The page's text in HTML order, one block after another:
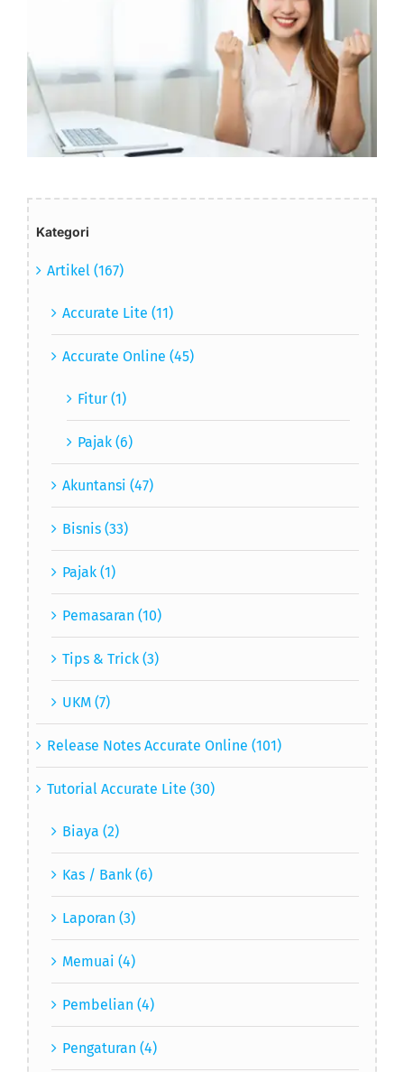
Kategori
Artikel (167)
Accurate Lite (11)
Accurate Online (45)
Fitur (1)
Pajak (6)
Akuntansi (47)
Bisnis (33)
Pajak (1)
Pemasaran (10)
Tips & Trick (3)
UKM (7)
Release Notes Accurate Online (101)
Tutorial Accurate Lite (30)
Biaya (2)
Kas / Bank (6)
Laporan (3)
Memuai (4)
Pembelian (4)
Pengaturan (4)